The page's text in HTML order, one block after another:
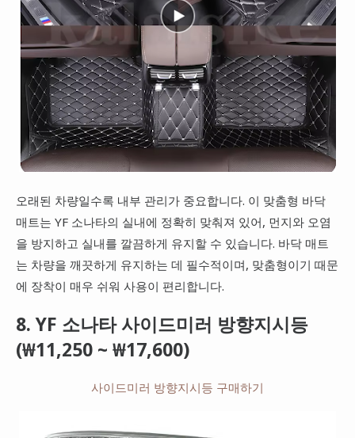
오래된 차량일수록 내부 관리가 중요합니다. 이 맞춤형 바닥
매트는 YF 소나타의 실내에 정확히 맞춰져 있어, 먼지와 오염
을 방지하고 실내를 깔끔하게 유지할 수 있습니다. 바닥 매트
는 차량을 깨끗하게 유지하는 데 필수적이며, 맞춤형이기 때문
에 장착이 매우 쉬워 사용이 편리합니다.
8. YF 소나타 사이드미러 방향지시등
(₩11,250 ~ ₩17,600)
사이드미러 방향지시등 구매하기